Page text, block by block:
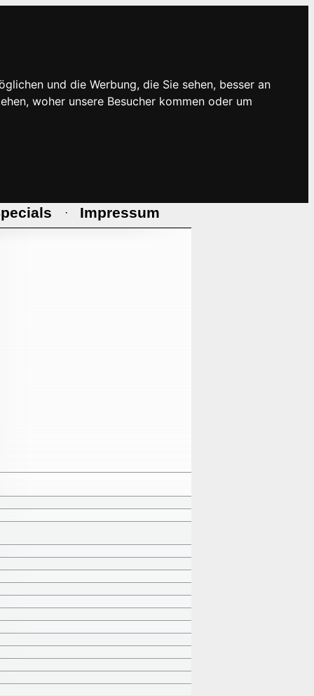
und die Werbung, die Sie sehen, besser an
woher unsere Besucher kommen oder um
· Impressum